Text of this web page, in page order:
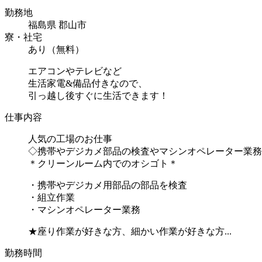
勤務地
福島県 郡山市
寮・社宅
あり（無料）
エアコンやテレビなど
生活家電&備品付きなので、
引っ越し後すぐに生活できます！
仕事内容
人気の工場のお仕事
◇携帯やデジカメ部品の検査やマシンオペレーター業
＊クリーンルーム内でのオシゴト＊
・携帯やデジカメ用部品の部品を検査
・組立作業
・マシンオペレーター業務
★座り作業が好きな方、細かい作業が好きな方...
勤務時間